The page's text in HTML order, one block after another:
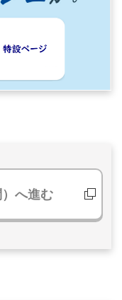
へ進む